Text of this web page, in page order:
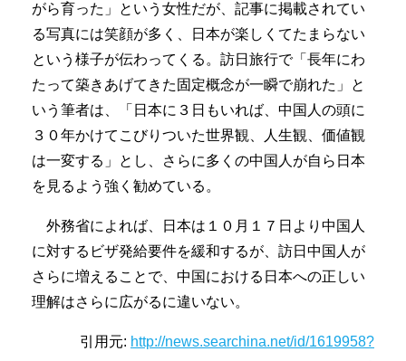
がら育った」という女性だが、記事に掲載されてい
る写真には笑顔が多く、日本が楽しくてたまらない
という様子が伝わってくる。訪日旅行で「長年にわ
たって築きあげてきた固定概念が一瞬で崩れた」と
いう筆者は、「日本に３日もいれば、中国人の頭に
３０年かけてこびりついた世界観、人生観、価値観
は一変する」とし、さらに多くの中国人が自ら日本
を見るよう強く勧めている。
外務省によれば、日本は１０月１７日より中国人
に対するビザ発給要件を緩和するが、訪日中国人が
さらに増えることで、中国における日本への正しい
理解はさらに広がるに違いない。
引用元: http://news.searchina.net/id/1619958?